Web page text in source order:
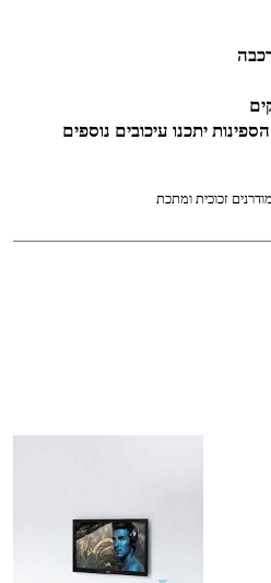
יתכנו עיכובים נוספים
זכוכית ומתכת